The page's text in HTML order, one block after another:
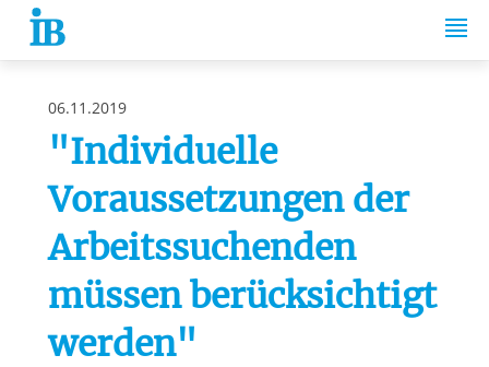
Springe zum Inhalt
06.11.2019
"Individuelle
Voraussetzungen der
Arbeitssuchenden
müssen berücksichtigt
werden"